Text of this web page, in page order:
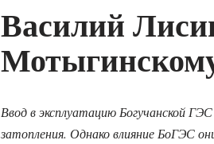
Василий
Ввод в эксплуатацию Богучанской
затопления. Однако влияние БоГЭС